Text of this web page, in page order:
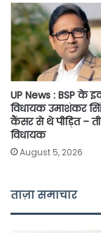
UP News : BSP के
विधायक उमाशंकर
कैंसर से थे पीड़ित –
विधायक
August 5, 2026
ताज़ा समाचार